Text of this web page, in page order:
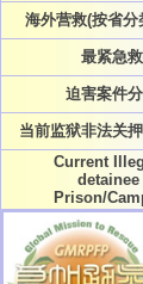
海外营救(按省分
最紧急
迫害案件
当前监狱非法关
Current
Prison/